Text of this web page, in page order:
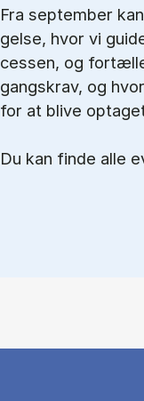
Fra september
gel­se, hvor vi
ces­sen, og
gangs­krav, og
for at blive
Du kan finde alle